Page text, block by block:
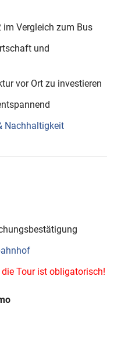
im Vergleich zum Bus
und
vor Ort zu investieren
Nachhaltigkeit
Tour ist obligatorisch!